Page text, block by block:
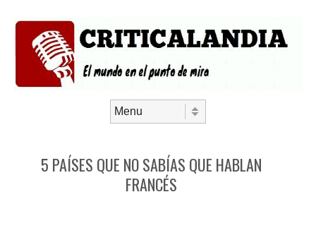
5 PAÍSES QUE NO SABÍAS QUE HABLAN
FRANCÉS